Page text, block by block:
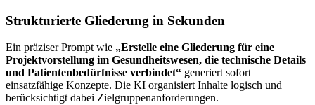
Strukturierte Gliederung in Sekunden
Ein präziser Prompt wie „Erstelle eine Gliederung für eine
Projektvorstellung im Gesundheitswesen, die technische Details
und Patientenbedürfnisse verbindet“ generiert sofort
einsatzfähige Konzepte. Die KI organisiert Inhalte logisch und
berücksichtigt dabei Zielgruppenanforderungen.